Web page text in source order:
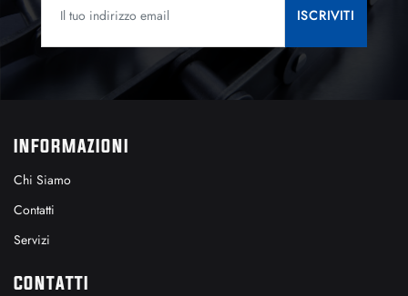
INFORMAZIONI
Chi Siamo
Contatti
Servizi
CONTATTI